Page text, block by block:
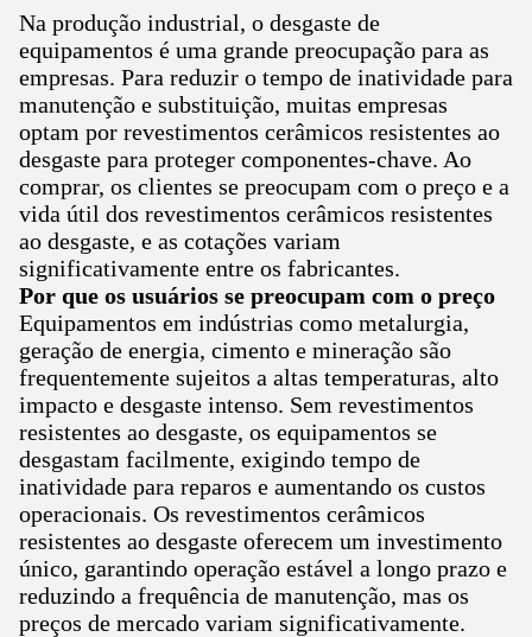
Na produção industrial, o desgaste de
equipamentos é uma grande preocupação para as
empresas. Para reduzir o tempo de inatividade para
manutenção e substituição, muitas empresas
optam por revestimentos cerâmicos resistentes ao
desgaste para proteger componentes-chave. Ao
comprar, os clientes se preocupam com o preço e a
vida útil dos revestimentos cerâmicos resistentes
ao desgaste, e as cotações variam
significativamente entre os fabricantes.
Por que os usuários se preocupam com o preço
Equipamentos em indústrias como metalurgia,
geração de energia, cimento e mineração são
frequentemente sujeitos a altas temperaturas, alto
impacto e desgaste intenso. Sem revestimentos
resistentes ao desgaste, os equipamentos se
desgastam facilmente, exigindo tempo de
inatividade para reparos e aumentando os custos
operacionais. Os revestimentos cerâmicos
resistentes ao desgaste oferecem um investimento
único, garantindo operação estável a longo prazo e
reduzindo a frequência de manutenção, mas os
preços de mercado variam significativamente.